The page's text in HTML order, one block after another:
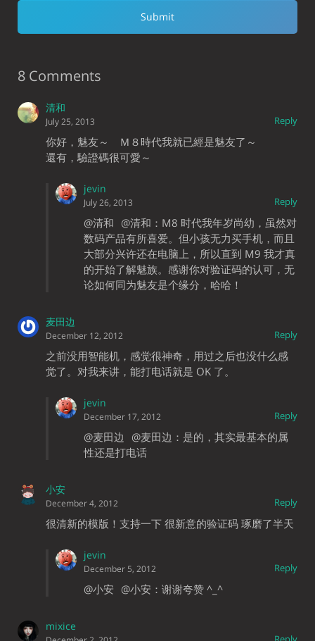
8 Comments
清和
Reply
July 25, 2013
你好，魅友～ Ｍ８時代我就已經是魅友了～
還有，驗證碼很可愛～
jevin
Reply
July 26, 2013
@清和 @清和：M8 时代我年岁尚幼，虽然对
数码产品有所喜爱。但小孩无力买手机，而且
大部分兴许还在电脑上，所以直到 M9 我才真
的开始了解魅族。感谢你对验证码的认可，无
论如何同为魅友是个缘分，哈哈！
麦田边
Reply
December 12, 2012
之前没用智能机，感觉很神奇，用过之后也没什么感
觉了。对我来讲，能打电话就是 OK 了。
jevin
Reply
December 17, 2012
@麦田边
@麦田边：是的，其实最基本的属
性还是打电话
小安
Reply
December 4, 2012
很清新的模版！支持一下 很新意的验证码 琢磨了半天
jevin
Reply
December 5, 2012
@小安 @小安：谢谢夸赞 ^_^
mixice